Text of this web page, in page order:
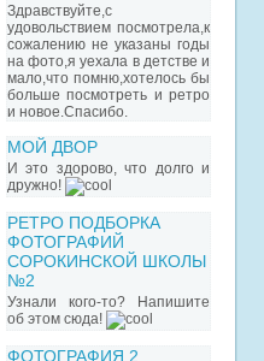
Здравствуйте,с
удовольствием посмотрела,к
сожалению не указаны годы
на фото,я уехала в детстве и
мало,что помню,хотелось бы
больше посмотреть и ретро
и новое.Спасибо.
МОЙ ДВОР
И это здорово, что долго и
дружно!
РЕТРО ПОДБОРКА
ФОТОГРАФИЙ
СОРОКИНСКОЙ ШКОЛЫ
№2
Узнали кого-то? Напишите
об этом сюда!
ФОТОГРАФИЯ 2